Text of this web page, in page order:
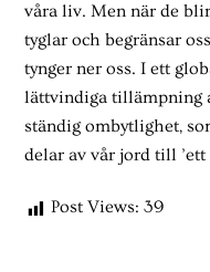
våra liv. Men när de
tyglar och begränsar
tynger ner oss. I ett
lättvindiga tillämpning
ständig ombytlighet,
delar av vår jord till
Post Views: 39